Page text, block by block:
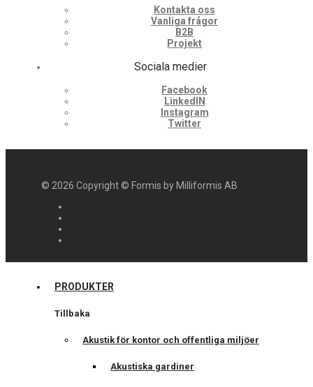
Kontakta oss
Vanliga frågor
B2B
Projekt
Sociala medier
Facebook
LinkedIN
Instagram
Twitter
© 2026 Copyright © Formis by Milliformis AB
PRODUKTER
Tillbaka
Akustik för kontor och offentliga miljöer
Akustiska gardiner